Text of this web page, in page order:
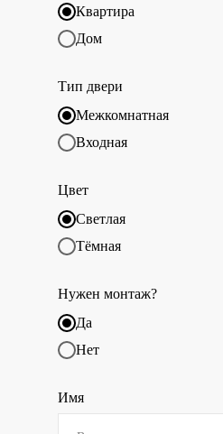
Квартира
Дом
Тип двери
Межкомнатная
Входная
Цвет
Светлая
Тёмная
Нужен монтаж?
Да
Нет
Имя